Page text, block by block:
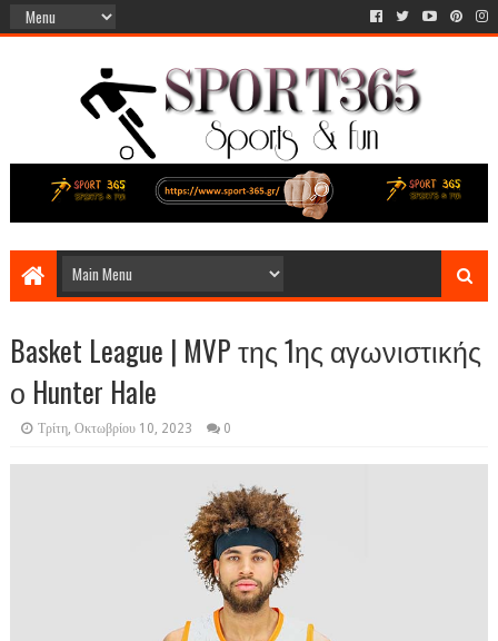
Basket League | MVP της 1ης αγωνιστικής
ο Hunter Hale
Τρίτη, Οκτωβρίου 10, 2023 0